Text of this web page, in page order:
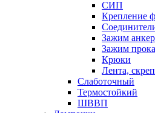
СИП
Крепление
Зажим
Зажим
Крюки
Лента,
Слаботочный
Термостойкий
ШВВП